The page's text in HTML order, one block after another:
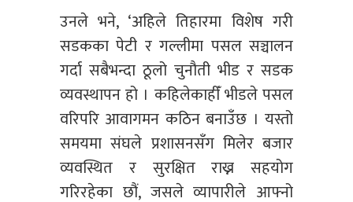
उनले भने, ‘अहिले तिहारमा विशेष गरी
सडकका पेटी र गल्लीमा पसल सञ्चालन
गर्दा सबैभन्दा ठूलो चुनौती भीड र सडक
व्यवस्थापन हो । कहिलेकाहीँ भीडले पसल
वरिपरि आवागमन कठिन बनाउँछ । यस्तो
समयमा संघले प्रशासनसँग मिलेर बजार
व्यवस्थित र सुरक्षित राख्न सहयोग
गरिरहेका छौं, जसले व्यापारीले आफ्नो